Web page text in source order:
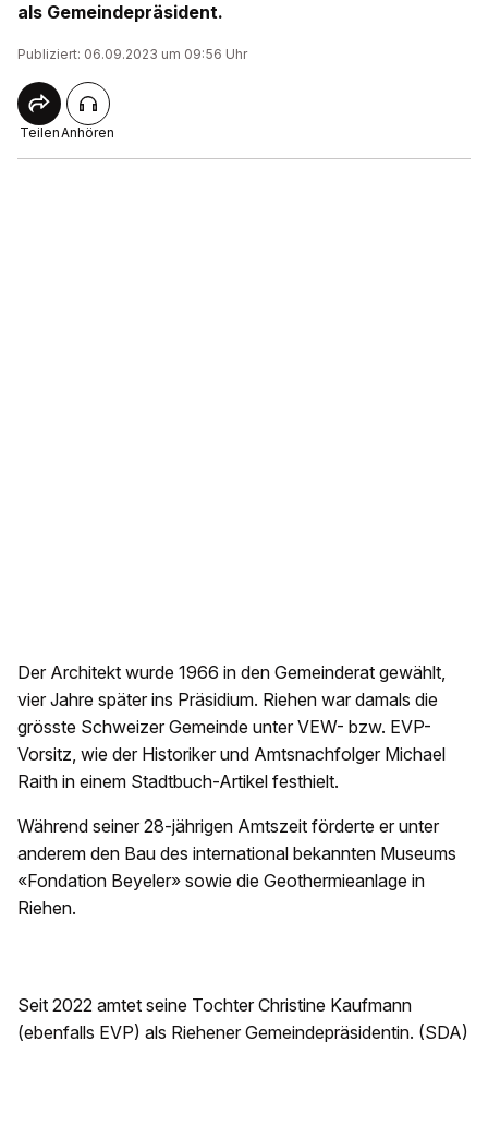
als Gemeindepräsident.
Publiziert: 06.09.2023 um 09:56 Uhr
TeilenAnhören
Der Architekt wurde 1966 in den Gemeinderat gewählt,
vier Jahre später ins Präsidium. Riehen war damals die
grösste Schweizer Gemeinde unter VEW- bzw. EVP-
Vorsitz, wie der Historiker und Amtsnachfolger Michael
Raith in einem Stadtbuch-Artikel festhielt.
Während seiner 28-jährigen Amtszeit förderte er unter
anderem den Bau des international bekannten Museums
«Fondation Beyeler» sowie die Geothermieanlage in
Riehen.
Seit 2022 amtet seine Tochter Christine Kaufmann
(ebenfalls EVP) als Riehener Gemeindepräsidentin. (SDA)